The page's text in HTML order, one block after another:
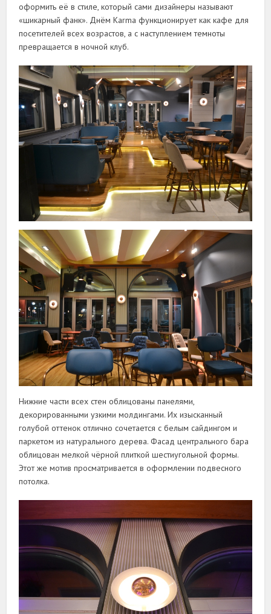
оформить её в стиле, который сами дизайнеры называют
«шикарный фанк». Днём Karma функционирует как кафе для
посетителей всех возрастов, а с наступлением темноты
превращается в ночной клуб.
Нижние части всех стен облицованы панелями,
декорированными узкими молдингами. Их изысканный
голубой оттенок отлично сочетается с белым сайдингом и
паркетом из натурального дерева. Фасад центрального бара
облицован мелкой чёрной плиткой шестиугольной формы.
Этот же мотив просматривается в оформлении подвесного
потолка.